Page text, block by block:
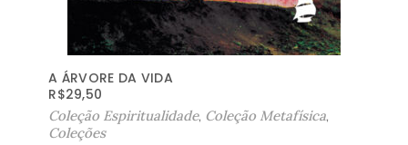
A ÁRVORE DA VIDA
R$29,50
Coleção Espiritualidade, Coleção Metafísica,
Coleções